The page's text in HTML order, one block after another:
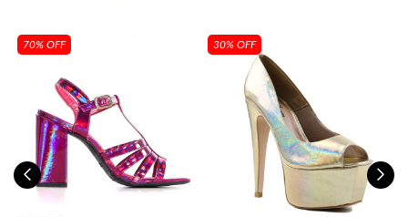
70% OFF 30% OFF